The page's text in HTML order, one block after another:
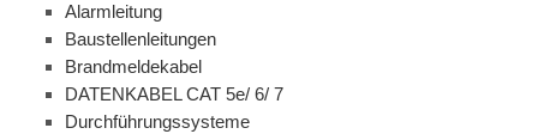
Alarmleitung
Baustellenleitungen
Brandmeldekabel
DATENKABEL CAT 5e/ 6/ 7
Durchführungssysteme